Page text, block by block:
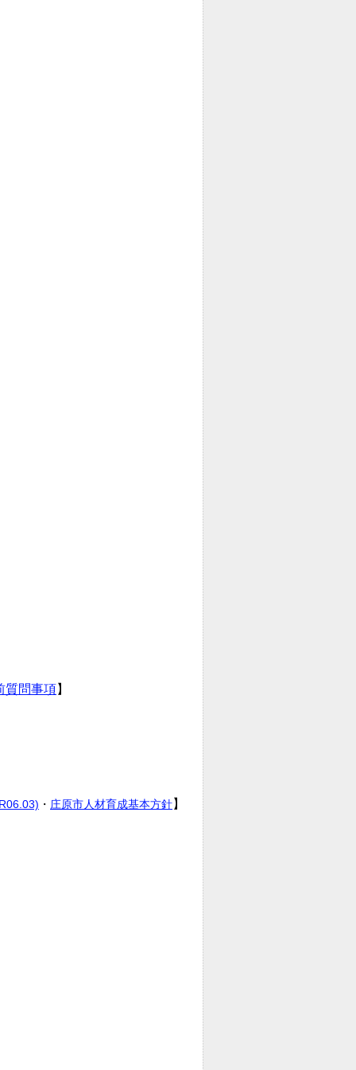
質問事項】
・ 庄原市人材育成基本方針】